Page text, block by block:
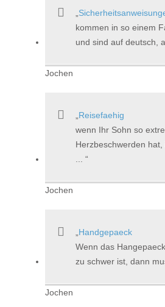
kommen in so einem
und sind auf deutsch,
Jochen
Reisefaehig
wenn Ihr Sohn so
Herzbeschwerden hat,
Jochen
Handgepaeck
Wenn das
zu schwer ist, dann
Jochen